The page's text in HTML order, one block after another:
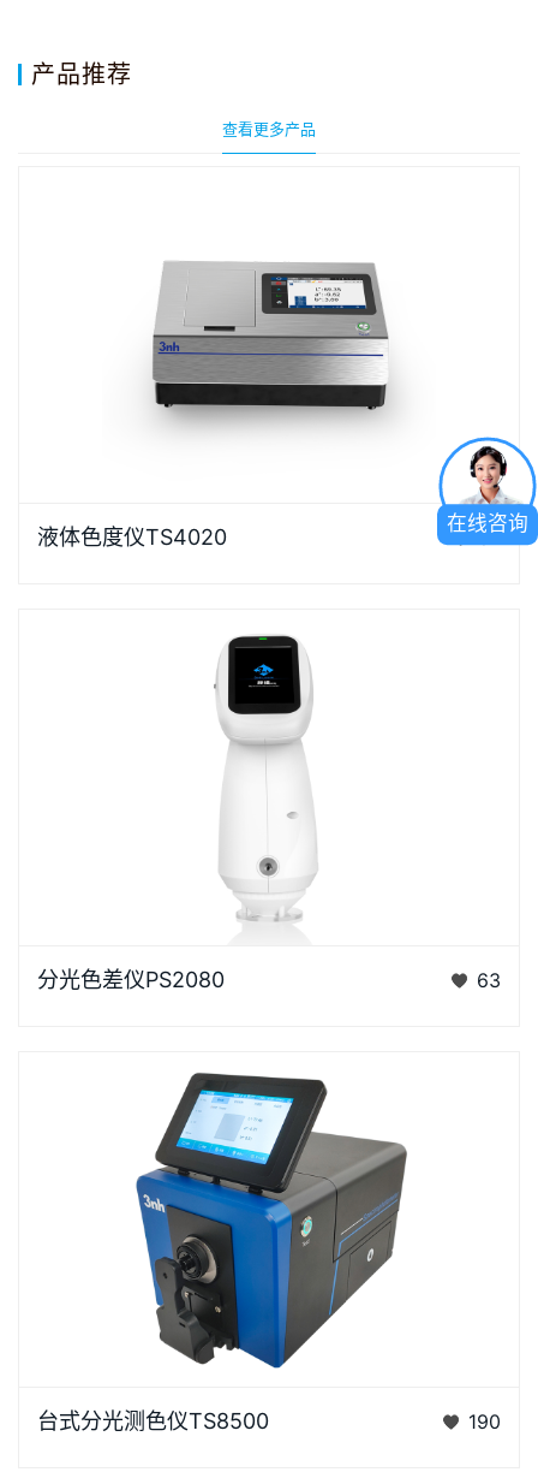
产品推荐
查看更多产品
液体色度仪TS4020是3nh采用创新的核心技术专为液
体色度测量设计的高精度色彩分析利器。采用D/0光学
液体色度仪TS4020 87
系列的昵称，“胖妞&rdq…
分光色差仪PS2080 63
研发的分光测色仪，采用双阵列CMOS图像感应器具有
台式分光测色仪TS8500 190
在线咨询